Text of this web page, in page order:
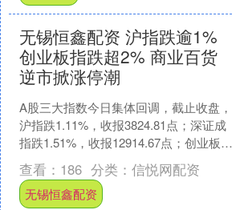
无锡恒鑫配资 沪指跌逾1%
创业板指跌超2% 商业百货
逆市掀涨停潮
A股三大指数今日集体回调，截止收盘，
沪指跌1.11%，收报3824.81点；深证成
指跌1.51%，收报12914.67点；创业板指
跌2.10%，收报3071.7....
查看： 186 分类： 信悦网配资
无锡恒鑫配资